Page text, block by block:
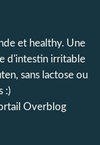
et healthy. Une
d'intestin irritable
sans lactose ou
:)
Overblog